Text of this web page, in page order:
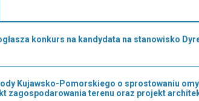
konkurs na kandydata na stanowisko
Kujawsko-Pomorskiego o sprostowaniu
zagospodarowania terenu oraz projekt